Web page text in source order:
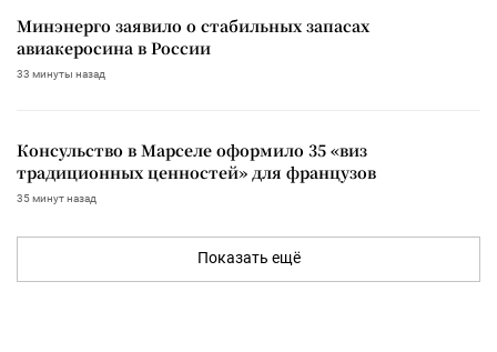
Минэнерго заявило о стабильных запасах
авиакеросина в России
33 минуты назад
Консульство в Марселе оформило 35 «виз
традиционных ценностей» для французов
35 минут назад
Показать ещё